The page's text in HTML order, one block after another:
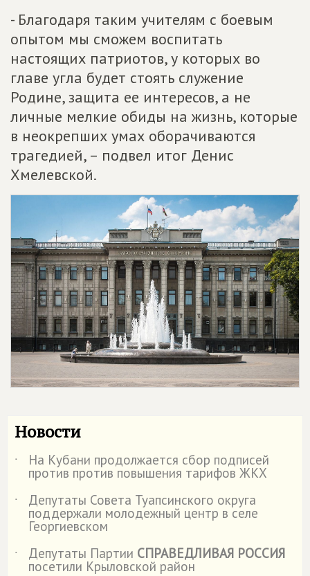
- Благодаря таким учителям с боевым
опытом мы сможем воспитать
настоящих патриотов, у которых во
главе угла будет стоять служение
Родине, защита ее интересов, а не
личные мелкие обиды на жизнь, которые
в неокрепших умах оборачиваются
трагедией, – подвел итог Денис
Хмелевской.
Новости
˙ На Кубани продолжается сбор подписей
против против повышения тарифов ЖКХ
˙
Депутаты Совета Туапсинского округа
поддержали молодежный центр в селе
Георгиевском
˙
Депутаты Партии СПРАВЕДЛИВАЯ РОССИЯ
посетили Крыловской район